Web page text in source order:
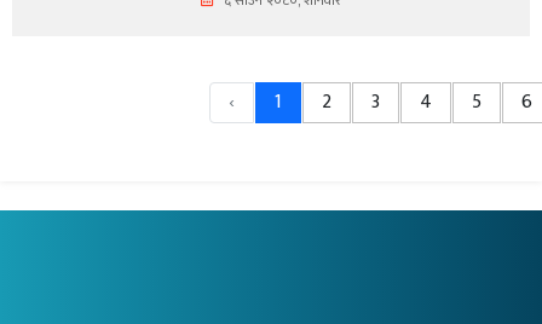
‹ 1 2 3 4 5 6